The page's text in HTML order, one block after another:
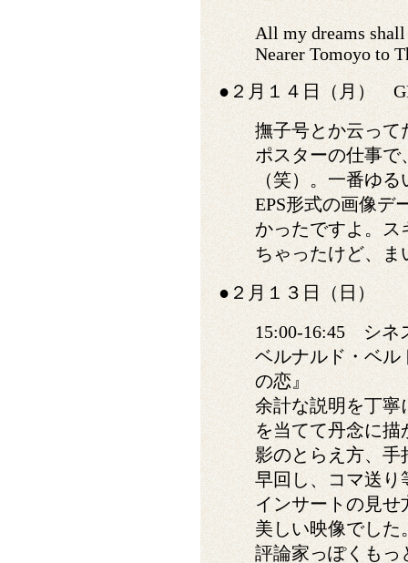
All my dreams shall
Nearer Tomoyo to
●２月１４日（月）
撫子号とか云って
ポスターの仕事
（笑）。一番ゆ
EPS形式の画像デ
かったですよ。ス
ちゃったけど、ま
●２月１３日（日）
15:00-16:45 シネ
ベルナルド・ベル
の恋』
余計な説明を丁寧
を当てて丹念に
影のとらえ方、手
早回し、コマ送り
インサートの見
美しい映像でし
評論家っぽくもっ